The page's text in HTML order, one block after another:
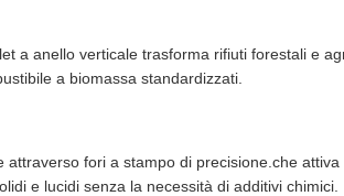
a anello verticale trasforma rifiuti forestali e
a biomassa standardizzati.
fori a stampo di precisione.che attiva
e lucidi senza la necessità di additivi chimici.